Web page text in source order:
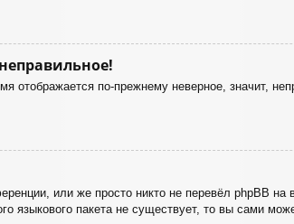
отображается по-прежнему неверное, значит,
или же просто никто не перевёл phpBB
языкового пакета не существует, то вы сами